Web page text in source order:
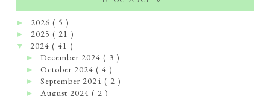
► 2026 ( 5 )
► 2025 ( 21 )
▼ 2024 ( 41 )
►December 2024( 3 )
►October 2024( 4 )
►September 2024( 2 )
► August 2024( 2 )